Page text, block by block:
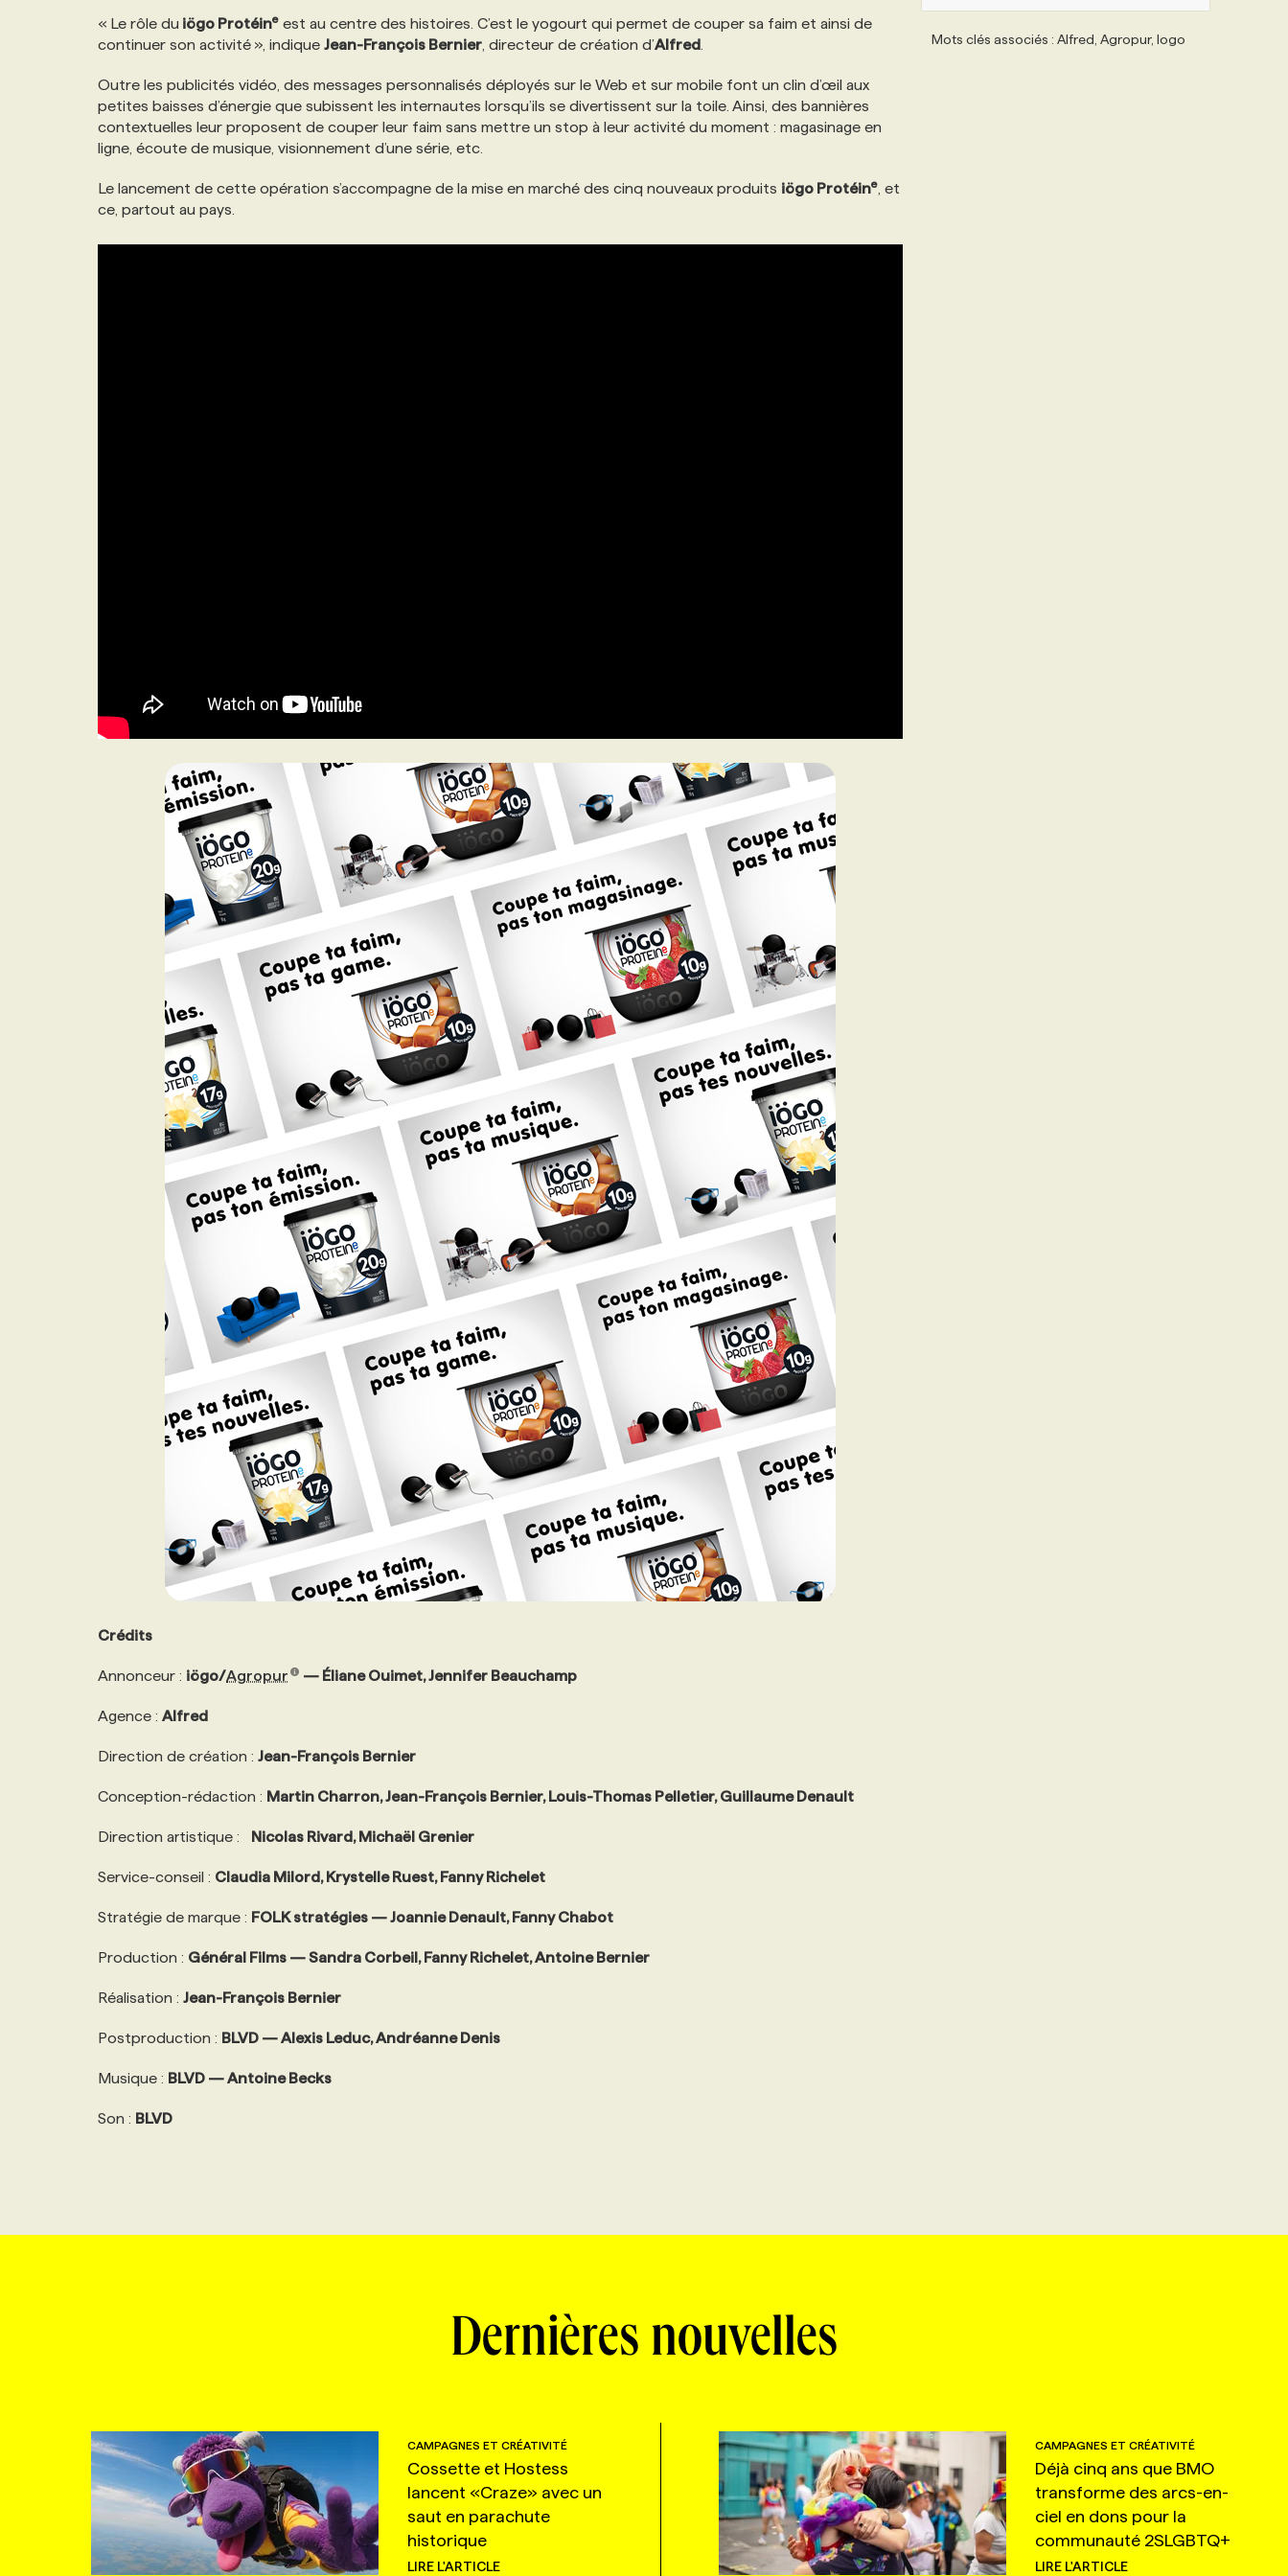
NOS TARIFS
PROGRAMMES DE SUBVENTIONS
ANNONCEZ AVEC NOUS
ANNONCEZ AVEC NOUS
« Le rôle du iögo Protéine est au centre des histoires. C’est le yogourt qui permet de couper sa faim et ainsi de
continuer son activité », indique Jean-François Bernier , directeur de création d’Alfred
Outre les publicités vidéo, des messages personnalisés déployés sur le Web et sur mobile font un clin d’œil aux
petites baisses d’énergie que subissent les internautes lorsqu’ils se divertissent sur la toile. Ainsi, des bannières
contextuelles leur proposent de couper leur faim sans mettre un stop à leur activité du moment : magasinage en
ligne, écoute de musique, visionnement d’une série, etc.
Le lancement de cette opération s’accompagne de la mise en marché des cinq nouveaux produits iögo Protéine , et
ce, partout au pays.
Crédits
Annonceur : iögo/Agropur — Éliane Ouimet, Jennifer Beauchamp
Agence : Alfred
Direction de création : Jean-François Bernier
Conception-rédaction : Martin Charron, Jean-François Bernier, Louis-Thomas Pelletier, Guillaume Denault
Direction artistique : Nicolas Rivard, Michaël Grenier
Service-conseil : Claudia Milord, Krystelle Ruest, Fanny Richelet
Stratégie de marque : FOLK stratégies — Joannie Denault, Fanny Chabot
Production : Général Films — Sandra Corbeil, Fanny Richelet, Antoine Bernier
Réalisation : Jean-François Bernier
Postproduction : BLVD — Alexis Leduc, Andréanne Denis
Musique : BLVD — Antoine Becks
Son : BLVD
Mots clés associés : Alfred, Agropur, Iogo
Dernières nouvelles
CAMPAGNES ET CRÉATIVITÉ
Cossette et Hostess
lancent «Craze» avec un
saut en parachute
historique
LIRE L'ARTICLE
CAMPAGNES ET CRÉATIVITÉ
Déjà cinq ans que BMO
transforme des arcs-en-
ciel en dons pour la
communauté 2SLGBTQ+
LIRE L'ARTICLE